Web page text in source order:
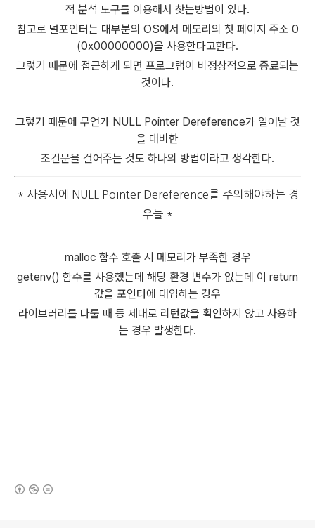
적 분석 도구를 이용해서 찾는방법이 있다.
참고로 널포인터는 대부분의 OS에서 메모리의 첫 페이지 주소 0
(0x00000000)을 사용한다고한다.
그렇기 때문에 접근하게 되면 프로그램이 비정상적으로 종료되는
것이다.
그렇기 때문에 무언가 NULL Pointer Dereference가 일어날 것
을 대비한
조건문을 걸어주는 것도 하나의 방법이라고 생각한다.
* 사용시에 NULL Pointer Dereference를 주의해야하는 경
우들 *
malloc 함수 호출 시 메모리가 부족한 경우
getenv() 함수를 사용했는데 해당 환경 변수가 없는데 이 return
값을 포인터에 대입하는 경우
라이브러리를 다룰 때 등 제대로 리턴값을 확인하지 않고 사용하
는 경우 발생한다.